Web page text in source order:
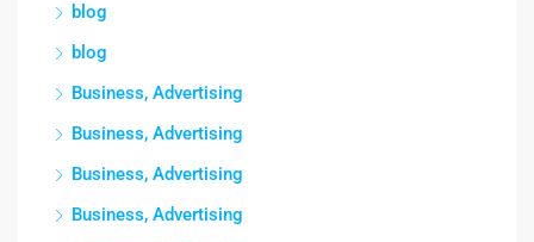
blog
blog
Business, Advertising
Business, Advertising
Business, Advertising
Business, Advertising